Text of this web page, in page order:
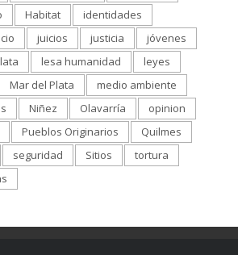
Habitat
identidades
juicios justicia
jóvenes
lesa humanidad
leyes
Mar del Plata
medio ambiente
Niñez Olavarría
opinion
Pueblos Originarios
Quilmes
seguridad Sitios
tortura